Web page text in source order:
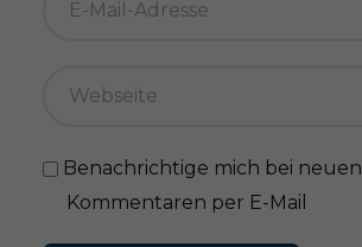
Benachrichtige mich bei neuen
Kommentaren per E-Mail